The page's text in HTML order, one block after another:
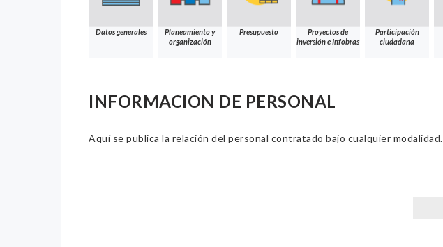
Datos generales
Planeamiento y
organización
Presupuesto
Proyectos de
inversión e Infobras
Participación
ciudadana
INFORMACION DE PERSONAL
Aquí se publica la relación del personal contratado bajo cualquier modalidad.